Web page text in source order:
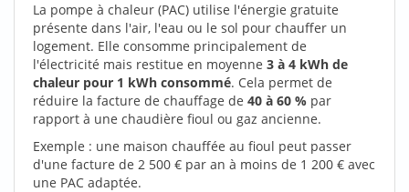
La pompe à chaleur (PAC) utilise l'énergie gratuite
présente dans l'air, l'eau ou le sol pour chauffer un
logement. Elle consomme principalement de
l'électricité mais restitue en moyenne 3 à 4 kWh de
chaleur pour 1 kWh consommé. Cela permet de
réduire la facture de chauffage de 40 à 60 % par
rapport à une chaudière fioul ou gaz ancienne.
Exemple : une maison chauffée au fioul peut passer
d'une facture de 2 500 € par an à moins de 1 200 € avec
une PAC adaptée.